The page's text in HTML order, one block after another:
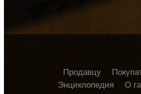
Продавцу
Энциклопедия
О